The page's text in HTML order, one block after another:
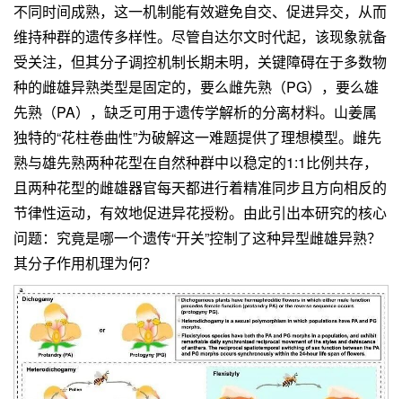
不同时间成熟，这一机制能有效避免自交、促进异交，从而
维持种群的遗传多样性。尽管自达尔文时代起，该现象就备
受关注，但其分子调控机制长期未明，关键障碍在于多数物
种的雌雄异熟类型是固定的，要么雌先熟（PG），要么雄
先熟（PA），缺乏可用于遗传学解析的分离材料。山姜属
独特的“花柱卷曲性”为破解这一难题提供了理想模型。雌先
熟与雄先熟两种花型在自然种群中以稳定的1:1比例共存，
且两种花型的雌雄器官每天都进行着精准同步且方向相反的
节律性运动，有效地促进异花授粉。由此引出本研究的核心
问题：究竟是哪一个遗传“开关”控制了这种异型雌雄异熟？
其分子作用机理为何？